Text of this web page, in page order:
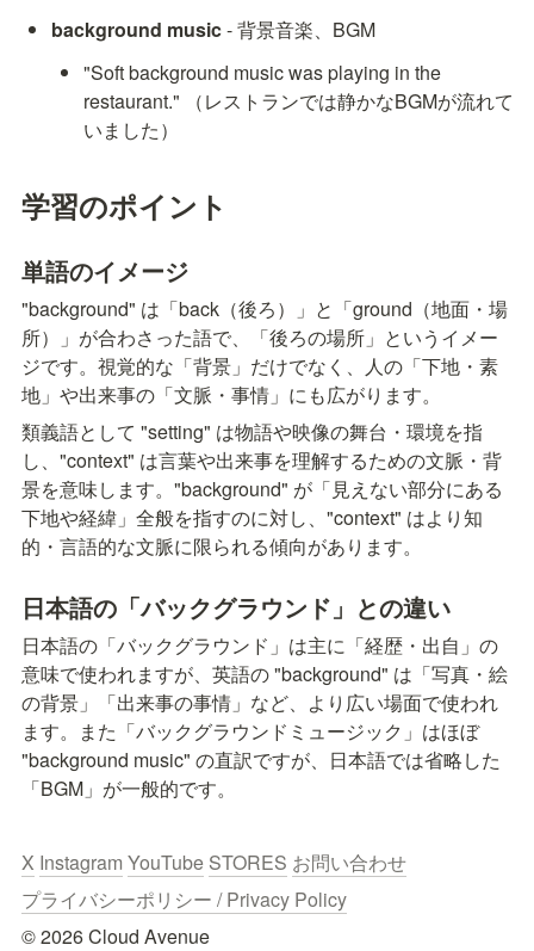
background music - 背景音楽、BGM
"Soft background music was playing in the
restaurant." （レストランでは静かなBGMが流れて
いました）
学習のポイント
単語のイメージ
"background" は「back（後ろ）」と「ground（地面・場
所）」が合わさった語で、「後ろの場所」というイメー
ジです。視覚的な「背景」だけでなく、人の「下地・素
地」や出来事の「文脈・事情」にも広がります。
類義語として "setting" は物語や映像の舞台・環境を指
し、"context" は言葉や出来事を理解するための文脈・背
景を意味します。"background" が「見えない部分にある
下地や経緯」全般を指すのに対し、"context" はより知
的・言語的な文脈に限られる傾向があります。
日本語の「バックグラウンド」との違い
日本語の「バックグラウンド」は主に「経歴・出自」の
意味で使われますが、英語の "background" は「写真・絵
の背景」「出来事の事情」など、より広い場面で使われ
ます。また「バックグラウンドミュージック」はほぼ
"background music" の直訳ですが、日本語では省略した
「BGM」が一般的です。
X Instagram YouTube STORES お問い合わせ
プライバシーポリシー / Privacy Policy
© 2026 Cloud Avenue